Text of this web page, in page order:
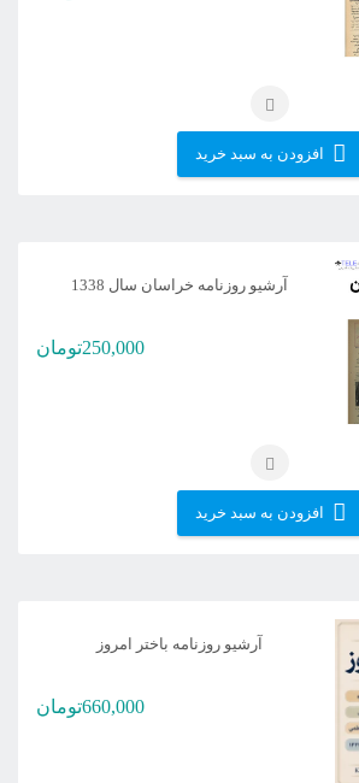
افزودن به سبد خرید
آرشیو روزنامه خراسان سال 1338
250,000تومان
افزودن به سبد خرید
آرشیو روزنامه باختر امروز
660,000تومان